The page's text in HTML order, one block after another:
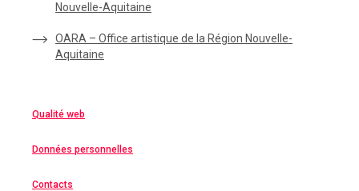
Nouvelle-Aquitaine
OARA – Office artistique de la Région Nouvelle-
Aquitaine
Qualité web
Données personnelles
Contacts